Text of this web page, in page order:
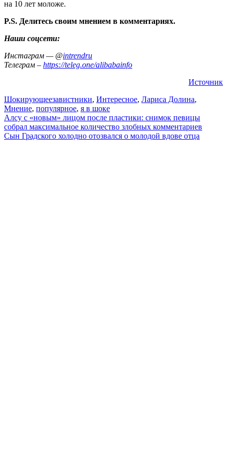
на 10 лет моложе.
P.S. Делитесь своим мнением в комментариях.
Наши соцсети:
Инстаграм — @intrendru
Телеграм – https://teleg.one/alibabainfo
Источник
Шокирующеезавистники, Интересное, Лариса Долина,
Мнение, популярное, я в шоке
Навигация
по
Алсу с «новым» лицом после пластики: снимок певицы
собрал максимальное количество злобных комментариев
Сын Градского холодно отозвался о молодой вдове отца